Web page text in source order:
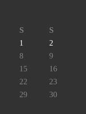
S
S
1
2
8
9
15
16
22
23
29
30